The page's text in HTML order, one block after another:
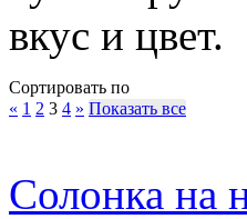
вкус и цвет.
Сортировать по
« 1 2 3 4 » Показать все
Солонка на